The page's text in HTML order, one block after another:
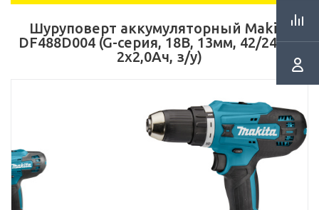
Шуруповерт аккумуляторный Makita
DF488D004 (G-серия, 18В, 13мм, 42/24Нм,
2х2,0Ач, з/у)